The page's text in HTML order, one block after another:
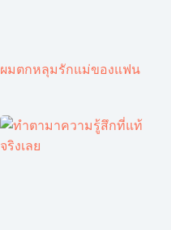
ผมตกหลุมรักแม่ของแฟน